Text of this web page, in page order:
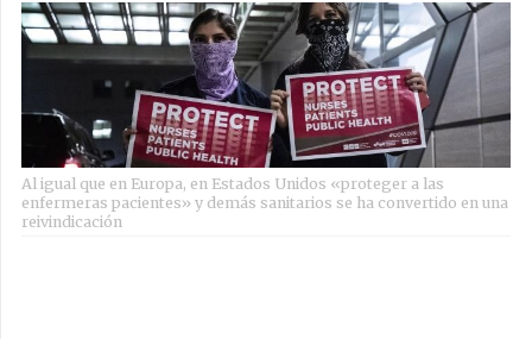
Al igual que en Europa, en Estados Unidos «proteger a las
enfermeras pacientes» y demás sanitarios se ha convertido en una
reivindicación